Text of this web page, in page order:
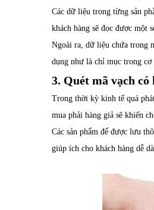
Các dữ liệu trong từng sản
khách hàng sẽ đọc được một
Ngoài ra, dữ liệu chứa trong
dụng như là chỉ mục trong
3. Quét mã vạch
Trong thời kỳ kinh tế quá
mua phải hàng giả sẽ khiến
Các sản phẩm để được lưu
giúp ích cho khách hàng dễ